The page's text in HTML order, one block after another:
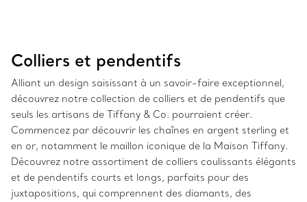
Colliers et pendentifs
Alliant un design saisissant à un savoir-faire exceptionnel,
découvrez notre collection de colliers et de pendentifs que
seuls les artisans de Tiffany & Co. pourraient créer.
Commencez par découvrir les chaînes en argent sterling et
en or, notamment le maillon iconique de la Maison Tiffany.
Découvrez notre assortiment de colliers coulissants élégants
et de pendentifs courts et longs, parfaits pour des
juxtapositions, qui comprennent des diamants, des